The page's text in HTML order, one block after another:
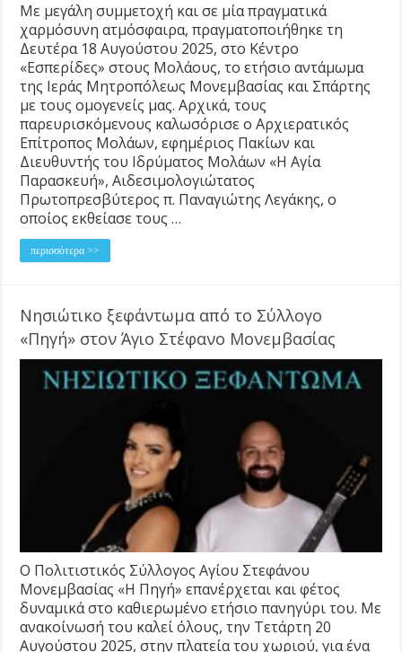
Με μεγάλη συμμετοχή και σε μία πραγματικά
χαρμόσυνη ατμόσφαιρα, πραγματοποιήθηκε τη
Δευτέρα 18 Αυγούστου 2025, στο Κέντρο
«Εσπερίδες» στους Μολάους, το ετήσιο αντάμωμα
της Ιεράς Μητροπόλεως Μονεμβασίας και Σπάρτης
με τους ομογενείς μας. Αρχικά, τους
παρευρισκόμενους καλωσόρισε ο Αρχιερατικός
Επίτροπος Μολάων, εφημέριος Πακίων και
Διευθυντής του Ιδρύματος Μολάων «Η Αγία
Παρασκευή», Αιδεσιμολογιώτατος
Πρωτοπρεσβύτερος π. Παναγιώτης Λεγάκης, ο
οποίος εκθείασε τους …
περισσότερα >>
Νησιώτικο ξεφάντωμα από το Σύλλογο
«Πηγή» στον Άγιο Στέφανο Μονεμβασίας
Ο Πολιτιστικός Σύλλογος Αγίου Στεφάνου
Μονεμβασίας «Η Πηγή» επανέρχεται και φέτος
δυναμικά στο καθιερωμένο ετήσιο πανηγύρι του. Με
ανακοίνωσή του καλεί όλους, την Τετάρτη 20
Αυγούστου 2025, στην πλατεία του χωριού, για ένα